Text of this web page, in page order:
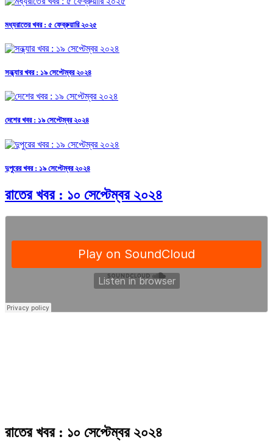
মধ্যরাতের খবর : ৫ ফেব্রুয়ারি ২০২৫
সন্ধ্যার খবর : ১৯ সেপ্টেম্বর ২০২৪
দেশের খবর : ১৯ সেপ্টেম্বর ২০২৪
দুপুরের খবর : ১৯ সেপ্টেম্বর ২০২৪
রাতের খবর : ১০ সেপ্টেম্বর ২০২৪
রাতের খবর : ১০ সেপ্টেম্বর ২০২৪